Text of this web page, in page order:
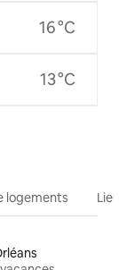
16 °C
13 °C
logements